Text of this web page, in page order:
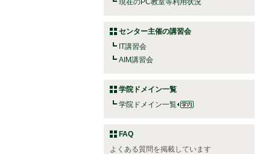
現在のPC教室等利用状況
センター主催の講習会
IT講習会
AIM講習会
学院ドメイン一覧
学院ドメイン一覧
FAQ
よくある質問を掲載しています